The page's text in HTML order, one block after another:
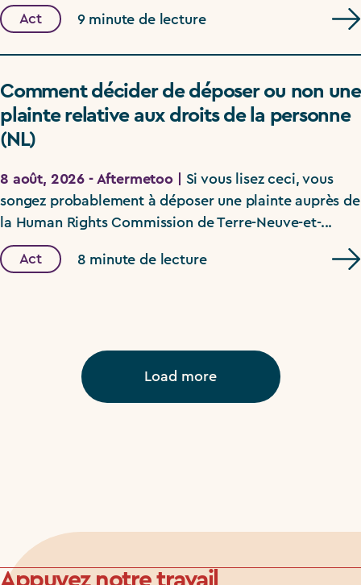
Act 9 minute de lecture
Comment décider de déposer ou non une
plainte relative aux droits de la personne
(NL)
8 août, 2026 - Aftermetoo |
Si vous lisez ceci, vous
songez probablement à déposer une plainte auprès de
la Human Rights Commission de Terre-Neuve-et-...
Act 8 minute de lecture
Load more
Appuyez notre travail